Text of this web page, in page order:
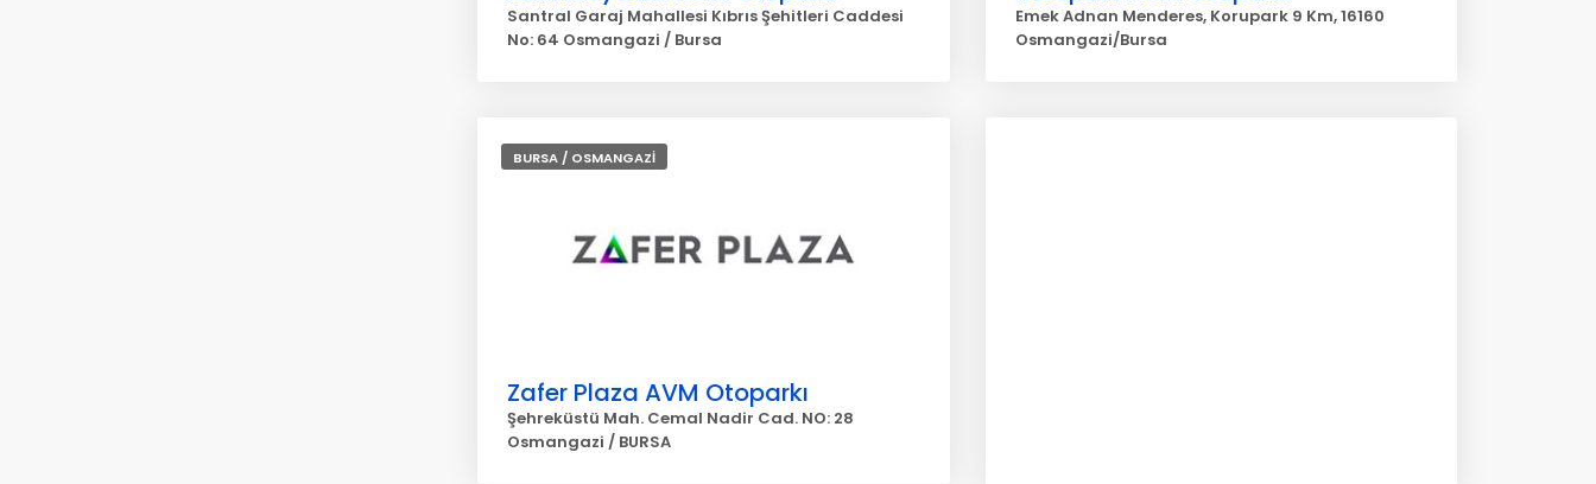
Santral Garaj Mahallesi Kıbrıs Şehitleri Caddesi
No: 64 Osmangazi / Bursa
Emek Adnan Menderes, Korupark 9 Km, 16160
Osmangazi/Bursa
BURSA / OSMANGAZİ
Zafer Plaza AVM Otoparkı
Şehreküstü Mah. Cemal Nadir Cad. NO: 28
Osmangazi / BURSA